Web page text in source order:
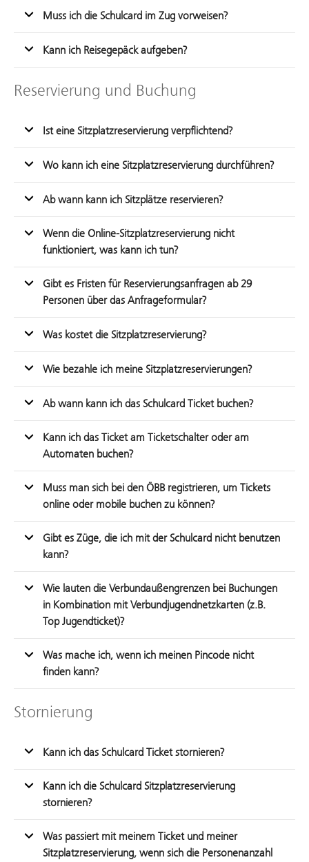
Muss ich die Schulcard im Zug vorweisen?
Kann ich Reisegepäck aufgeben?
Reservierung und Buchung
Ist eine Sitzplatzreservierung verpflichtend?
Wo kann ich eine Sitzplatzreservierung durchführen?
Ab wann kann ich Sitzplätze reservieren?
Wenn die Online-Sitzplatzreservierung nicht
funktioniert, was kann ich tun?
Gibt es Fristen für Reservierungsanfragen ab 29
Personen über das Anfrageformular?
Was kostet die Sitzplatzreservierung?
Wie bezahle ich meine Sitzplatzreservierungen?
Ab wann kann ich das Schulcard Ticket buchen?
Kann ich das Ticket am Ticketschalter oder am
Automaten buchen?
Muss man sich bei den ÖBB registrieren, um Tickets
online oder mobile buchen zu können?
Gibt es Züge, die ich mit der Schulcard nicht benutzen
kann?
Wie lauten die Verbundaußengrenzen bei Buchungen
in Kombination mit Verbundjugendnetzkarten (z.B.
Top Jugendticket)?
Was mache ich, wenn ich meinen Pincode nicht
finden kann?
Stornierung
Kann ich das Schulcard Ticket stornieren?
Kann ich die Schulcard Sitzplatzreservierung
stornieren?
Was passiert mit meinem Ticket und meiner
Sitzplatzreservierung, wenn sich die Personenanzahl